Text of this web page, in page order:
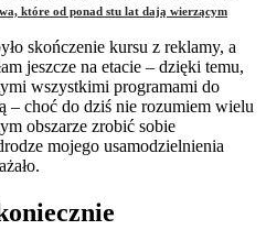
które od ponad stu lat dają wierzącym
skończenie kursu z reklamy, a
jeszcze na etacie – dzięki temu,
wszystkimi programami do
– choć do dziś nie rozumiem wielu
obszarze zrobić sobie
mojego usamodzielnienia